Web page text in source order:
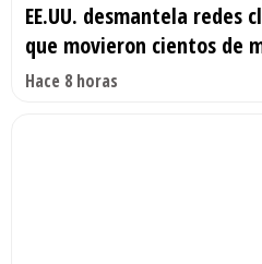
EE.UU. desmantela redes
que movieron cientos de
Hace 8 horas